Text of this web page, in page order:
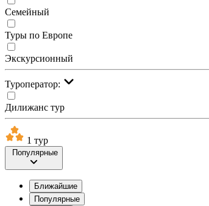
Семейный
Туры по Европе
Экскурсионный
Туроператор:
Дилижанс тур
1 тур
Популярные
Ближайшие
Популярные